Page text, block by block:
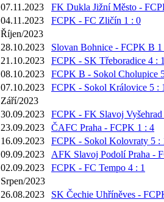
07.11.2023
FK Dukla Jižní Město -
04.11.2023
FCPK - FC Zličín 1 : 0
Říjen/2023
28.10.2023
Slovan Bohnice - FCPK B 1
21.10.2023
FCPK - SK Třeboradice 4 :
08.10.2023
FCPK B - Sokol Cholupice
07.10.2023
FCPK - Sokol Královice 5 :
Září/2023
30.09.2023
FCPK - FK Slavoj Vyšehrad
23.09.2023
ČAFC Praha - FCPK 1 : 4
16.09.2023
FCPK - Sokol Kolovraty 5 :
09.09.2023
AFK Slavoj Podolí Praha -
02.09.2023
FCPK - FC Tempo 4 : 1
Srpen/2023
26.08.2023
SK Čechie Uhříněves -